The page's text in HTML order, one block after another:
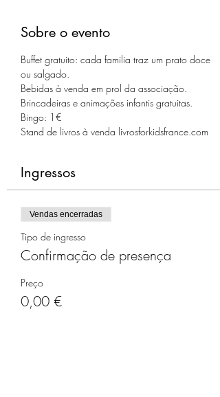
Sobre o evento
Buffet gratuito: cada familia traz um prato doce
ou salgado.
Bebidas à venda em prol da associação.
Brincadeiras e animações infantis gratuitas.
Bingo: 1€
Stand de livros à venda livrosforkidsfrance.com
Ingressos
Vendas encerradas
Tipo de ingresso
Confirmação de presença
Preço
0,00 €